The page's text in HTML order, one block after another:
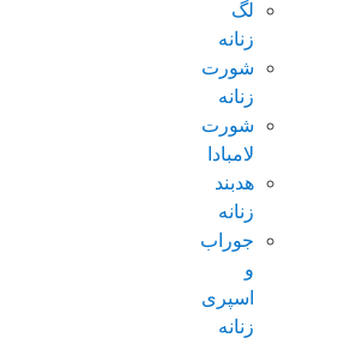
لگ
زنانه
شورت
زنانه
شورت
لامبادا
هدبند
زنانه
جوراب
و
اسپری
زنانه